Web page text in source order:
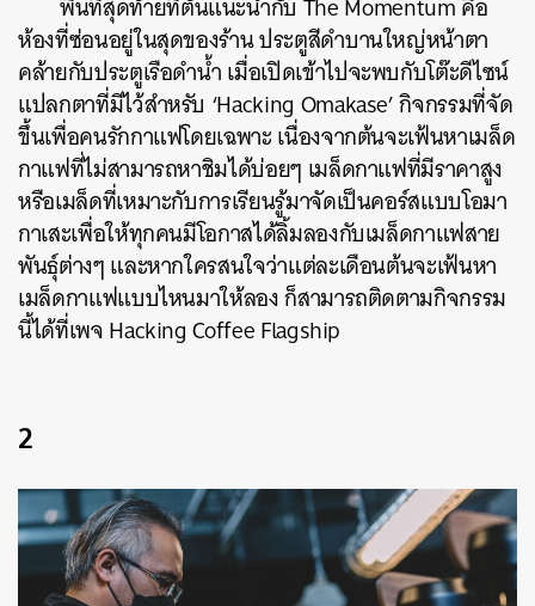
ห้องที่ซ่อนอยู่ในสุดของร้าน ประตูสีดำบานใหญ่หน้าตา
คล้ายกับประตูเรือดำน้ำ เมื่อเปิดเข้าไปจะพบกับโต๊ะดีไซน์
แปลกตาที่มีไว้สำหรับ ‘Hacking Omakase’ กิจกรรมที่จัด
ขึ้นเพื่อคนรักกาแฟโดยเฉพาะ เนื่องจากต้นจะเฟ้นหาเมล็ด
กาแฟที่ไม่สามารถหาชิมได้บ่อยๆ เมล็ดกาแฟที่มีราคาสูง
หรือเมล็ดที่เหมาะกับการเรียนรู้มาจัดเป็นคอร์สแบบโอมา
กาเสะเพื่อให้ทุกคนมีโอกาสได้ลิ้มลองกับเมล็ดกาแฟสาย
พันธุ์ต่างๆ และหากใครสนใจว่าแต่ละเดือนต้นจะเฟ้นหา
เมล็ดกาแฟแบบไหนมาให้ลอง ก็สามารถติดตามกิจกรรม
นี้ได้ที่เพจ Hacking Coffee Flagship
2